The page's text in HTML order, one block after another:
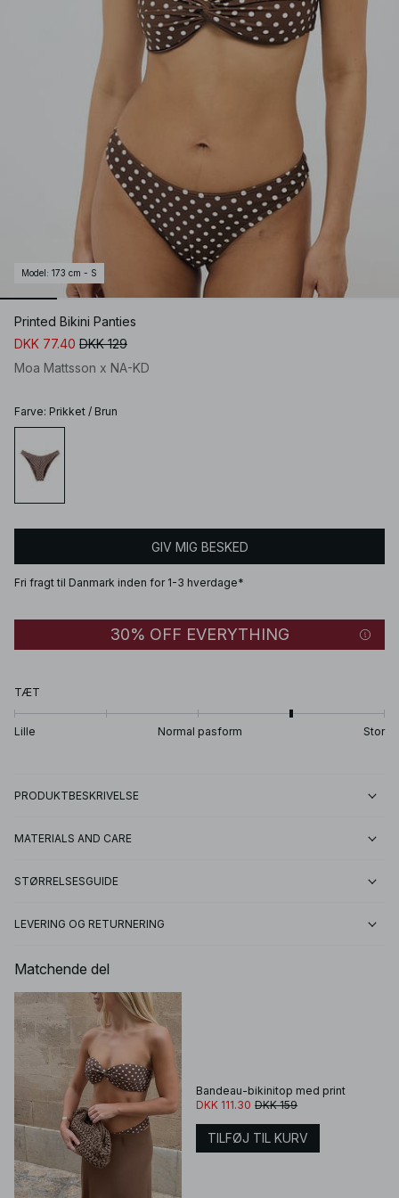
Model : 173 cm - S
Printed Bikini Panties
DKK 77.40 DKK 129
Moa Mattsson x NA-KD
Farve: Prikket / Brun
GIV MIG BESKED
Fri fragt til Danmark inden for 1-3 hverdage*
30% OFF EVERYTHING
TÆT
Lille Normal pasform Stor
PRODUKTBESKRIVELSE
MATERIALS AND CARE
STØRRELSESGUIDE
LEVERING OG RETURNERING
Matchende del
Bandeau-bikinitop med print
DKK 111.30 DKK 159
TILFØJ TIL KURV